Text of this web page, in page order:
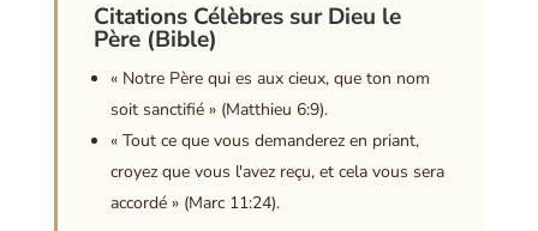
Citations Célèbres sur Dieu le
Père (Bible)
« Notre Père qui es aux cieux, que ton nom
soit sanctifié » (Matthieu 6:9).
« Tout ce que vous demanderez en priant,
croyez que vous l'avez reçu, et cela vous sera
accordé » (Marc 11:24).